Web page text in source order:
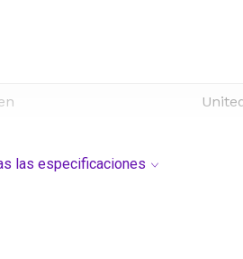
las especificaciones